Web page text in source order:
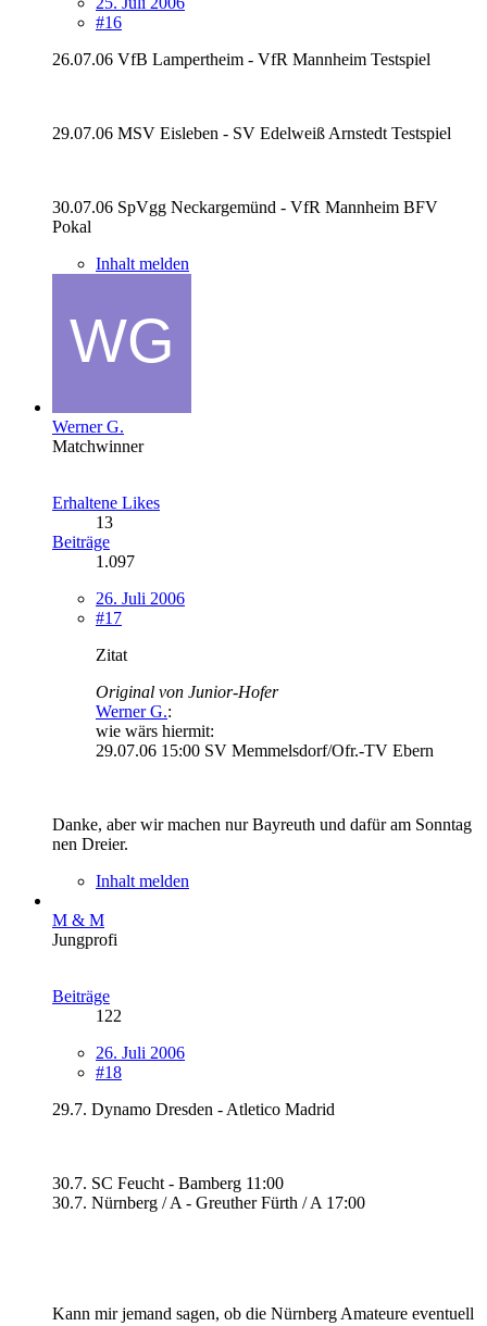
#16
26.07.06 VfB Lampertheim - VfR Mannheim Testspiel
29.07.06 MSV Eisleben - SV Edelweiß Arnstedt Testspiel
30.07.06 SpVgg Neckargemünd - VfR Mannheim BFV
Pokal
Inhalt melden
Werner G.
Matchwinner
Erhaltene Likes
13
Beiträge
1.097
26. Juli 2006
#17
Zitat
Original von Junior-Hofer
Werner G.:
wie wärs hiermit:
29.07.06 15:00 SV Memmelsdorf/Ofr.-TV Ebern
Danke, aber wir machen nur Bayreuth und dafür am Sonntag
nen Dreier.
Inhalt melden
M & M
Jungprofi
Beiträge
122
26. Juli 2006
#18
29.7. Dynamo Dresden - Atletico Madrid
30.7. SC Feucht - Bamberg 11:00
30.7. Nürnberg / A - Greuther Fürth / A 17:00
Kann mir jemand sagen, ob die Nürnberg Amateure eventuell